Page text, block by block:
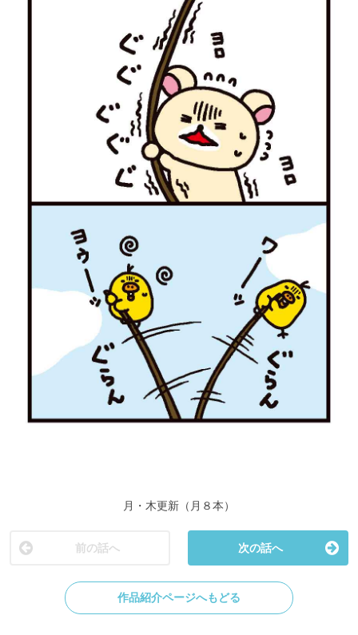
月・木更新（月８本）
前の話へ 次の話へ
作品紹介ページへもどる